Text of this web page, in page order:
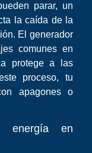
parar, un
la caída de la
El generador
comunes en
protege a las
proceso, tu
apagones o
energía en